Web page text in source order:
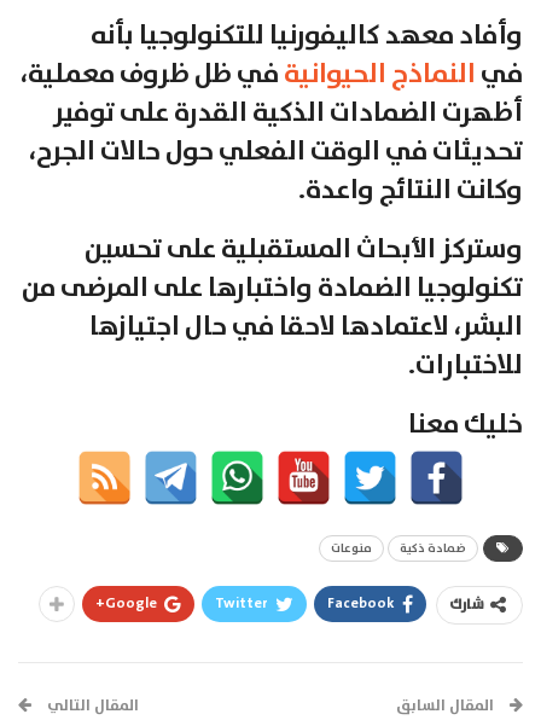
وأفاد معهد كاليفورنيا للتكنولوجيا بأنه
فيالنماذج الحيوانيةفي ظل ظروف معملية،
أظهرت الضمادات الذكية القدرة على توفير
تحديثات في الوقت الفعلي حول حالات الجرح،
وكانت النتائج واعدة.
وستركز الأبحاث المستقبلية على تحسين
تكنولوجيا الضمادة واختبارها على المرضى من
البشر، لاعتمادها لاحقا في حال اجتيازها
للاختبارات.
خليك معنا
ضمادة ذكية منوعات
شارك Facebook
Twitter
Google+
المقال السابق المقال التالي